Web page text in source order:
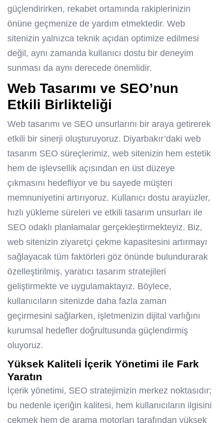
güçlendirirken, rekabet ortamında rakiplerinizin
önüne geçmenize de yardım etmektedir. Web
sitenizin yalnızca teknik açıdan optimize edilmesi
değil, aynı zamanda kullanıcı dostu bir deneyim
sunması da aynı derecede önemlidir.
Web Tasarımı ve SEO’nun
Etkili Birlikteliği
Web tasarımı ve SEO unsurlarını bir araya getirerek
etkili bir sinerji oluşturuyoruz. Diyarbakır’daki web
tasarım SEO süreçlerimiz, web sitenizin hem estetik
hem de işlevsellik açısından en üst düzeye
çıkmasını hedefliyor ve bu sayede müşteri
memnuniyetini artırıyoruz. Kullanıcı dostu arayüzler,
hızlı yükleme süreleri ve etkili tasarım unsurları ile
SEO odaklı planlamalar gerçekleştirmekteyiz. Biz,
web sitenizin ziyaretçi çekme kapasitesini artırmayı
sağlayacak tüm faktörleri göz önünde bulundurarak
özelleştirilmiş, yaratıcı tasarım stratejileri
geliştirmekte ve uygulamaktayız. Böylece,
kullanıcıların sitenizde daha fazla zaman
geçirmesini sağlarken, işletmenizin dijital varlığını
kurumsal hedefler doğrultusunda güçlendirmiş
oluyoruz.
Yüksek Kaliteli İçerik Yönetimi ile Fark
Yaratın
İçerik yönetimi, SEO stratejimizin merkez noktasıdır;
bu nedenle içeriğin kalitesi, hem kullanıcıların ilgisini
çekmek hem de arama motorları tarafından yüksek